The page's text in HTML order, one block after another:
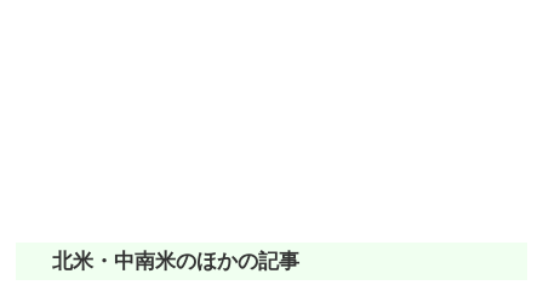
北米・中南米のほかの記事